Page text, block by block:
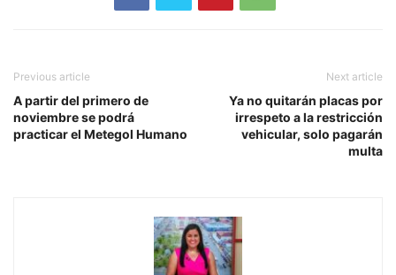
Previous article
A partir del primero de
noviembre se podrá
practicar el Metegol Humano
Next article
Ya no quitarán placas por
irrespeto a la restricción
vehicular, solo pagarán
multa